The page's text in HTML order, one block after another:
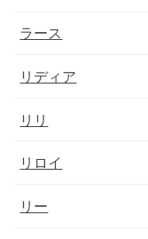
ラース
リディア
リリ
リロイ
リー